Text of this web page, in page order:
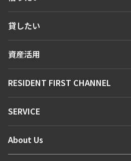
人気エリアから探す
新着情報から探す
新着募集情報
貸したい
お問い合わせ
資産活用
お問い合わせ
RESIDENT FIRST CHANNEL
マンションレポート
住まいのコラム
SERVICE
会員ページ
About Us